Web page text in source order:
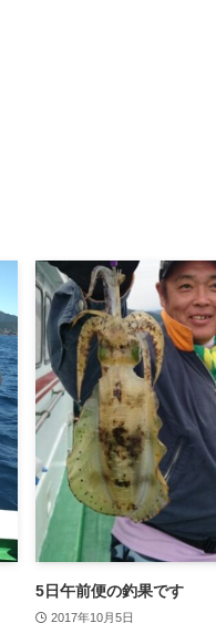
5日午前便の釣果です
2017年10月5日